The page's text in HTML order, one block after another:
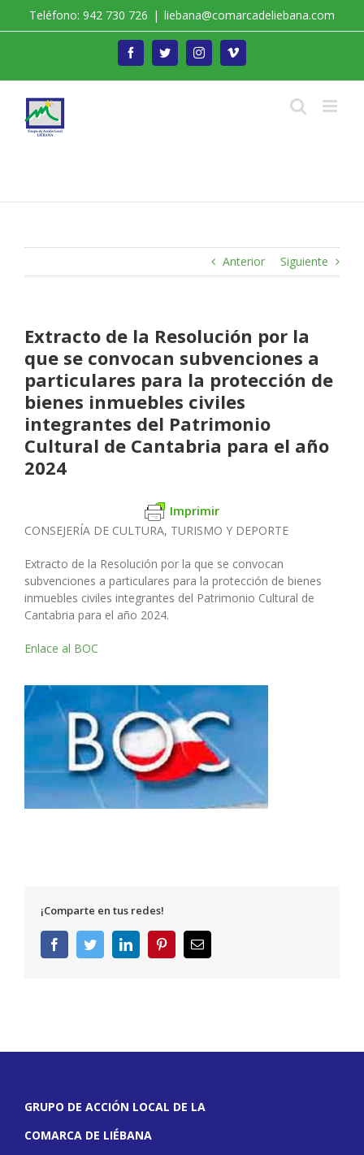
Teléfono: 942 730 726 | liebana@comarcadeliebana.com
FacebookTwitterInstagramVimeo
Anterior Siguiente
Extracto de la Resolución por la
que se convocan subvenciones a
particulares para la protección de
bienes inmuebles civiles
integrantes del Patrimonio
Cultural de Cantabria para el año
2024
Imprimir
CONSEJERÍA DE CULTURA, TURISMO Y DEPORTE
Extracto de la Resolución por la que se convocan
subvenciones a particulares para la protección de bienes
inmuebles civiles integrantes del Patrimonio Cultural de
Cantabria para el año 2024.
Enlace al BOC
¡Comparte en tus redes!
FacebookTwitterLinkedInPinterestCorreo
electrónico
GRUPO DE ACCIÓN LOCAL DE LA
COMARCA DE LIÉBANA